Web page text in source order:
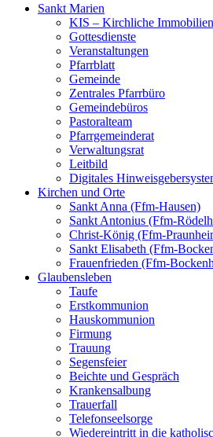
Sankt Marien
KIS – Kirchliche
Gottesdienste
Veranstaltungen
Pfarrblatt
Gemeinde
Zentrales Pfarrbüro
Gemeindebüros
Pastoralteam
Pfarrgemeinderat
Verwaltungsrat
Leitbild
Digitales
Kirchen und Orte
Sankt Anna (Ffm-Hausen)
Sankt Antonius (Ffm-
Christ-König (Ffm-
Sankt Elisabeth (Ffm-
Frauenfrieden (Ffm-
Glaubensleben
Taufe
Erstkommunion
Hauskommunion
Firmung
Trauung
Segensfeier
Beichte und Gespräch
Krankensalbung
Trauerfall
Telefonseelsorge
Wiedereintritt in die